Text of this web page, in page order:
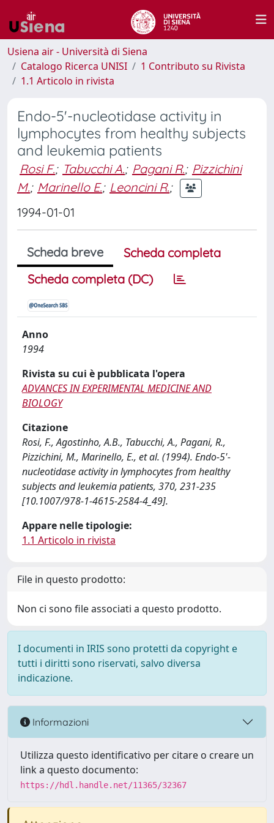
Usiena air - Università di Siena
Catalogo Ricerca UNISI
1 Contributo su Rivista
1.1 Articolo in rivista
Endo-5'-nucleotidase activity in
lymphocytes from healthy subjects
and leukemia patients
Rosi F.; Tabucchi A.; Pagani R.; Pizzichini
M.; Marinello E.; Leoncini R.;
1994-01-01
Scheda breve
Scheda completa
Scheda completa (DC)
Anno
1994
Rivista su cui è pubblicata l'opera
ADVANCES IN EXPERIMENTAL MEDICINE AND
BIOLOGY
Citazione
Rosi, F., Agostinho, A.B., Tabucchi, A., Pagani, R.,
Pizzichini, M., Marinello, E., et al. (1994). Endo-5'-
nucleotidase activity in lymphocytes from healthy
subjects and leukemia patients, 370, 231-235
[10.1007/978-1-4615-2584-4_49].
Appare nelle tipologie:
1.1 Articolo in rivista
File in questo prodotto:
Non ci sono file associati a questo prodotto.
I documenti in IRIS sono protetti da copyright e
tutti i diritti sono riservati, salvo diversa
indicazione.
Informazioni
Utilizza questo identificativo per citare o creare un
link a questo documento:
https://hdl.handle.net/11365/32367